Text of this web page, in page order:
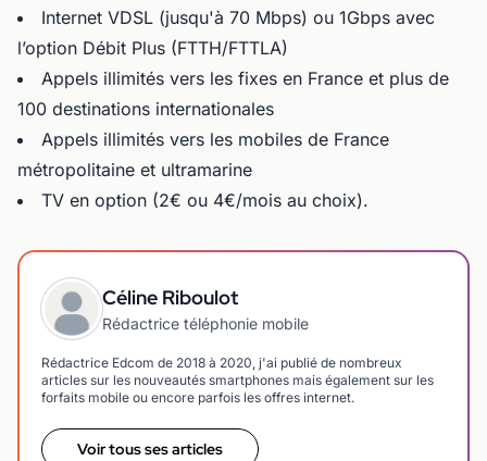
Internet VDSL (jusqu'à 70 Mbps) ou 1Gbps avec
l’option Débit Plus (FTTH/FTTLA)
Appels illimités vers les fixes en France et plus de
100 destinations internationales
Appels illimités vers les mobiles de France
métropolitaine et ultramarine
TV en option (2€ ou 4€/mois au choix).
Céline Riboulot
Rédactrice téléphonie mobile
Rédactrice Edcom de 2018 à 2020, j'ai publié de nombreux
articles sur les nouveautés smartphones mais également sur les
forfaits mobile ou encore parfois les offres internet.
Voir tous ses articles